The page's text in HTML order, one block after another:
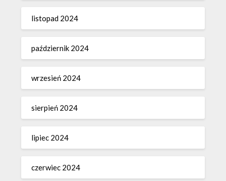
listopad 2024
październik 2024
wrzesień 2024
sierpień 2024
lipiec 2024
czerwiec 2024